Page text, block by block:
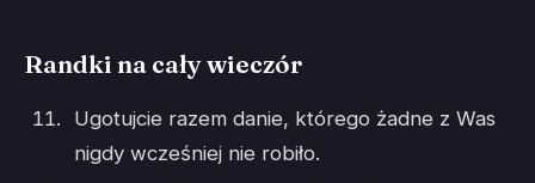
Randki na cały wieczór
Ugotujcie razem danie, którego żadne z Was
nigdy wcześniej nie robiło.